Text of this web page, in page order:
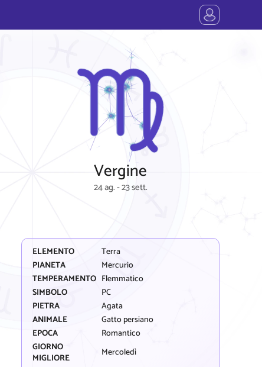
Vergine
24 ag. - 23 sett.
ELEMENTO
Terra
PIANETA
Mercurio
TEMPERAMENTO Flemmatico
SIMBOLO
PC
PIETRA
Agata
ANIMALE
Gatto persiano
EPOCA
Romantico
GIORNO
MIGLIORE
Mercoledì